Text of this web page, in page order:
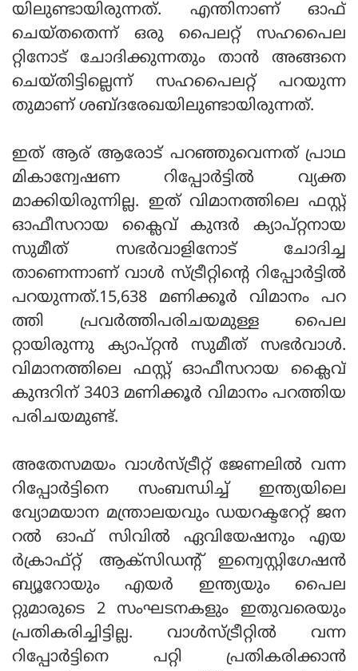
യിലുണ്ടായിരുന്നത്. എന്തിനാണ് ഓഫ്
ചെയ്തതെന്ന് ഒരു പൈലറ്റ് സഹപൈല
റ്റിനോട് ചോദിക്കുന്നതും താന്‍ അങ്ങനെ
ചെയ്തിട്ടില്ലെന്ന് സഹപൈലറ്റ് പറയുന്ന
തുമാണ് ശബ്ദരേഖയിലുണ്ടായിരുന്നത്.
ഇത് ആര് ആരോട് പറഞ്ഞുവെന്നത് പ്രാഥ
മികാന്വേഷണ റിപ്പോര്‍ട്ടില്‍ വ്യക്ത
മാക്കിയിരുന്നില്ല. ഇത് വിമാനത്തിലെ ഫസ്റ്റ്
ഓഫീസറായ ക്ലൈവ് കുന്ദര്‍ ക്യാപ്റ്റനായ
സുമീത് സഭര്‍വാളിനോട് ചോദിച്ച
താണെന്നാണ് വാള്‍ സ്ട്രീറ്റിന്റെ റിപ്പോര്‍ട്ടില്‍
പറയുന്നത്.15,638 മണിക്കൂര്‍ വിമാനം പറ
ത്തി പ്രവര്‍ത്തിപരിചയമുള്ള പൈല
റ്റായിരുന്നു ക്യാപ്റ്റന്‍ സുമീത് സഭര്‍വാള്‍.
വിമാനത്തിലെ ഫസ്റ്റ് ഓഫീസറായ ക്ലൈവ്
കുന്ദറിന് 3403 മണിക്കൂര്‍ വിമാനം പറത്തിയ
പരിചയമുണ്ട്.
അതേസമയം വാള്‍സ്ട്രീറ്റ് ജേണലില്‍ വന്ന
റിപ്പോര്‍ട്ടിനെ സംബന്ധിച്ച് ഇന്ത്യയിലെ
വ്യോമയാന മന്ത്രാലയവും ഡയറക്ടറേറ്റ് ജന
റല്‍ ഓഫ് സിവില്‍ ഏവിയേഷനും എയ
ര്‍ക്രാഫ്റ്റ് ആക്‌സിഡന്റ് ഇന്വെസ്റ്റിഗേഷന്‍
ബ്യൂറോയും എയര്‍ ഇന്ത്യയും പൈല
റ്റുമാരുടെ 2 സംഘടനകളും ഇതുവരെയും
പ്രതികരിച്ചിട്ടില്ല. വാള്‍സ്ട്രീറ്റില്‍ വന്ന
റിപ്പോര്‍ട്ടിനെ പറ്റി പ്രതികരിക്കാന്‍